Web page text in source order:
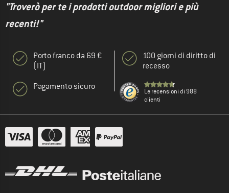
"Troverò per te i prodotti outdoor migliori e più
recenti!"
Porto franco da 69 €
(IT)
Pagamento sicuro
100 giorni di diritto di
recesso
Le recensioni di 988
clienti